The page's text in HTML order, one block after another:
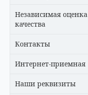
Независимая оценка
качества
Контакты
Интернет-приемная
Наши реквизиты